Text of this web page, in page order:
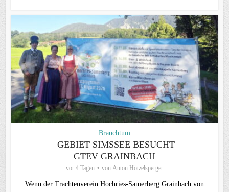
Brauchtum
GEBIET SIMSSEE BESUCHT
GTEV GRAINBACH
vor 4 Tagen von Anton Hötzelsperger
Wenn der Trachtenverein Hochries-Samerberg Grainbach von